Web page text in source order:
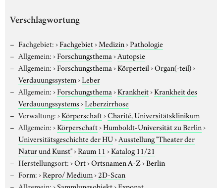
Verschlagwortung
Fachgebiet:›Fachgebiet›Medizin›Pathologie
Allgemein:›Forschungsthema›Autopsie
Allgemein:›Forschungsthema›Körperteil›Organ(-teil)›
Verdauungssystem›Leber
Allgemein:›Forschungsthema›Krankheit›Krankheit des
Verdauungssystems›Leberzirrhose
Verwaltung:›Körperschaft›Charité, Universitätsklinikum
Allgemein:›Körperschaft›Humboldt-Universität zu Berlin›
Universitätsgeschichte der HU›Ausstellung "Theater der
Natur und Kunst"›Raum 11 ›Katalog 11/21
Herstellungsort:›Ort›Ortsnamen A-Z›Berlin
Form:›Repro/ Medium›2D-Scan